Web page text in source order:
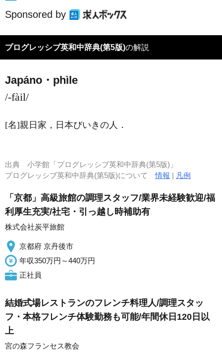
Sponsored by
プログレッシブ英和中辞典(第5版)の解説
Japáno・phìle
/-fàil/
[名]親日家，日本びいきの人 ．
出典 小学館「プログレッシブ英和中辞典(第5版)」
プログレッシブ英和中辞典(第5版)について情報 | 凡例
「京都」高級旅館の調理スタッフ/業界未経験歓迎/福
利厚生充実/社宅・引っ越し時補助有
株式会社炭平旅館
京都府 京丹後市
年収350万円～440万円
正社員
結婚式場レストランのフレンチ料理人/調理スタッ
フ・本格フレンチ体験勤務も可能/年間休日120日以
上
宮の森フランセス教会